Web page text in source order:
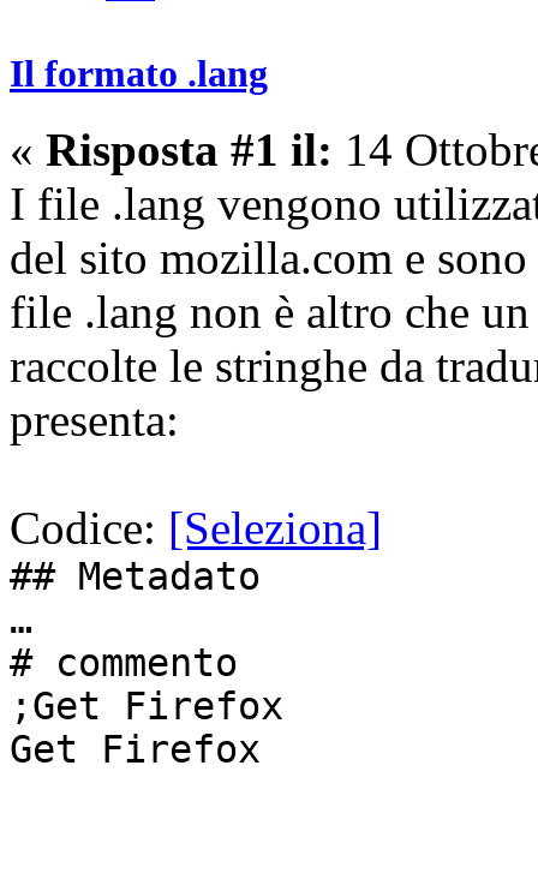
Il formato .lang
« Risposta #1 il: 14
I file .lang vengono
del sito mozilla.com e
file .lang non è altro che
raccolte le stringhe da
presenta:
Codice: [Seleziona]
## Metadato
…
# commento
;Get Firefox
Get Firefox